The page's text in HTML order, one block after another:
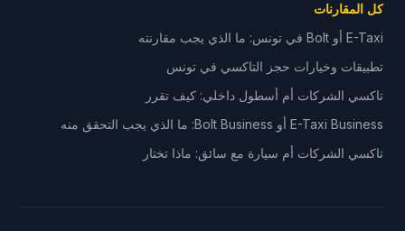
كل المقارنات
E-Taxi أو Bolt في تونس: ما الذي يجب مقارنته
تطبيقات وخيارات حجز التاكسي في تونس
تاكسي الشركات أم أسطول داخلي: كيف تقرر
E-Taxi Business أو Bolt Business: ما الذي يجب التحقق منه
تاكسي الشركات أم سيارة مع سائق: ماذا تختار